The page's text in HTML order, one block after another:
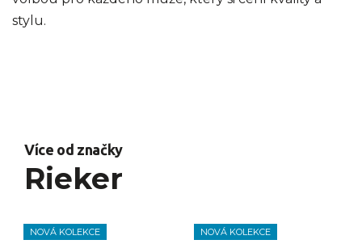
stylu.
Více od značky
Rieker
NOVÁ KOLEKCE NOVÁ KOLEKCE